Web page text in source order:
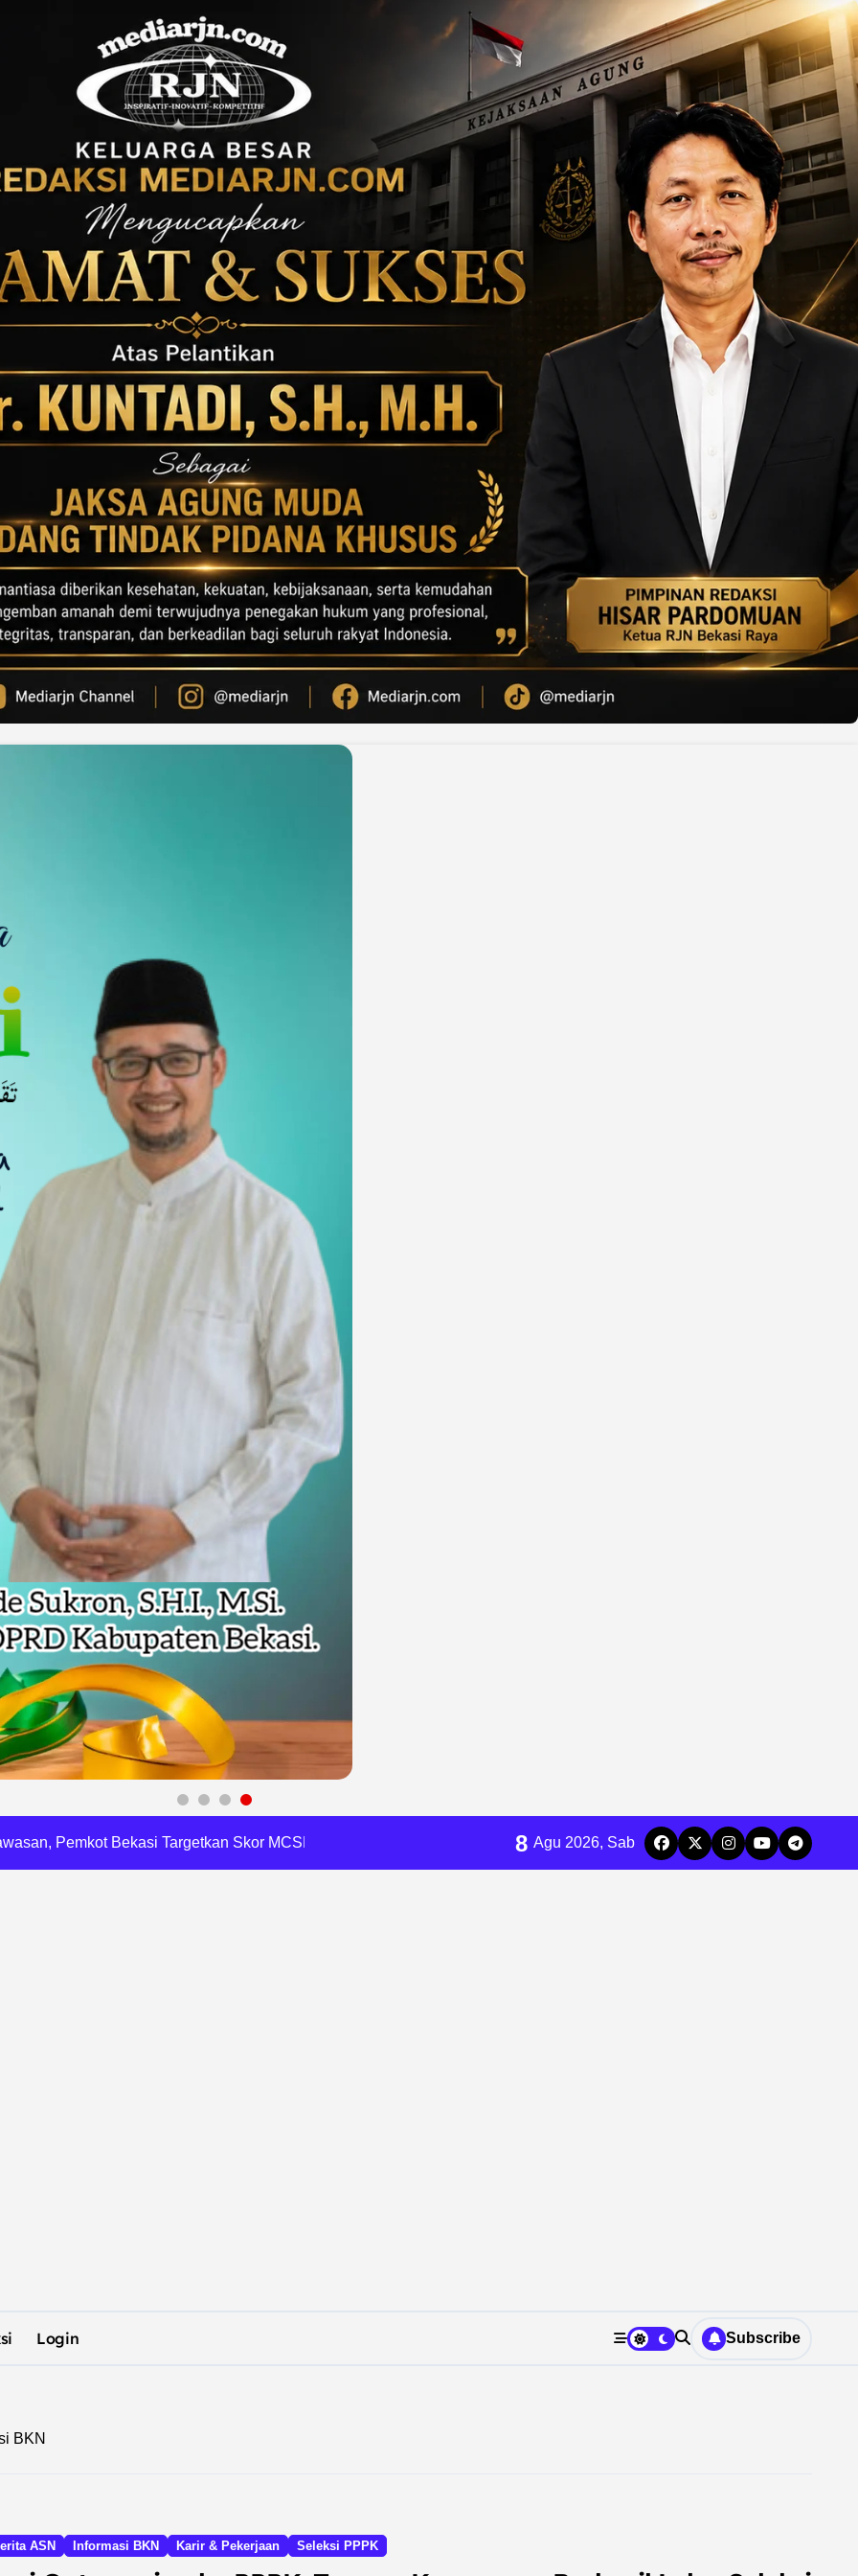
Kali Cileungsi, Kualitas Air Lampaui Baku Mutu
Matematika Internasional di Malaysia
Tata Kelola Minyak ke Penuntut Umum
Undangan HUT RI dari Presiden Prabowo
Pilkades Jejalen Jaya, Serukan Pemilu Damai
Tirta Patriot Minta Maaf atas Penurunan Kualitas Air
Pemkot Bekasi Targetkan Skor MCSP KPK Naik
Harli Siregar Perkuat SDM Penegak Hukum 8 Agu 2026, Sab
Login Subscribe
BKN
ASN Informasi BKN Karir & Pekerjaan Seleksi PPPK